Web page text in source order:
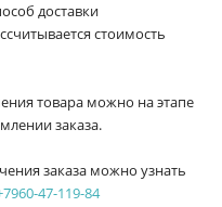
доставки
стоимость
товара можно на этапе
заказа.
заказа можно узнать
47-119-84